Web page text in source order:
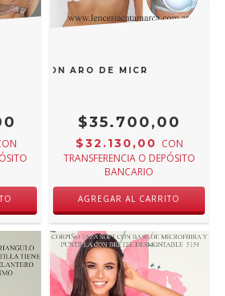
NUDE ROSA 103/1 PEON
SOFT CON ARO DE MICROFIBRA Y
$35.700,00
$32.130,00 CON
TRANSFERENCIA O DEPÓSITO
BANCARIO
AGREGAR AL CARRITO